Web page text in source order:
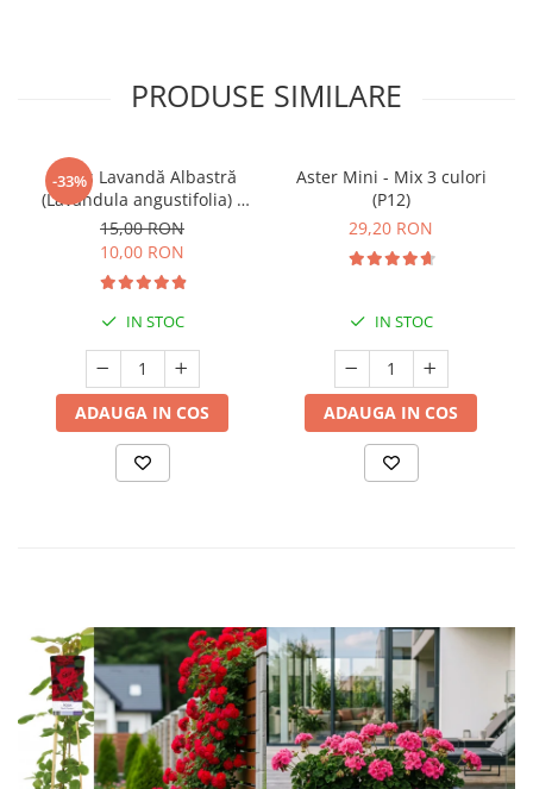
PRODUSE SIMILARE
-33%
Butaș Lavandă Albastră
(Lavandula angustifolia) -
Înrădăcinat
15,00 RON
10,00 RON
IN STOC
ADAUGA IN COS
Aster Mini - Mix 3 culori
(P12)
29,20 RON
IN STOC
ADAUGA IN COS